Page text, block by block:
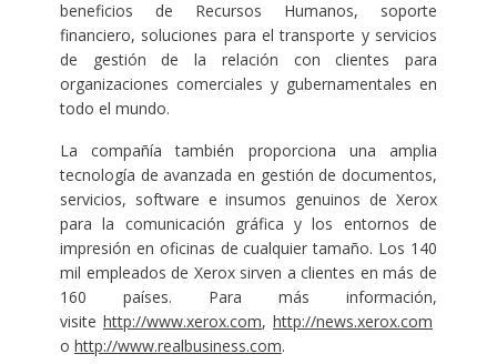
beneficios de Recursos Humanos, soporte
financiero, soluciones para el transporte y servicios
de gestión de la relación con clientes para
organizaciones comerciales y gubernamentales en
todo el mundo.
La compañía también proporciona una amplia
tecnología de avanzada en gestión de documentos,
servicios, software e insumos genuinos de Xerox
para la comunicación gráfica y los entornos de
impresión en oficinas de cualquier tamaño. Los 140
mil empleados de Xerox sirven a clientes en más de
160 países. Para más información,
visite http://www.xerox.com,http://news.xerox.com
o http://www.realbusiness.com.